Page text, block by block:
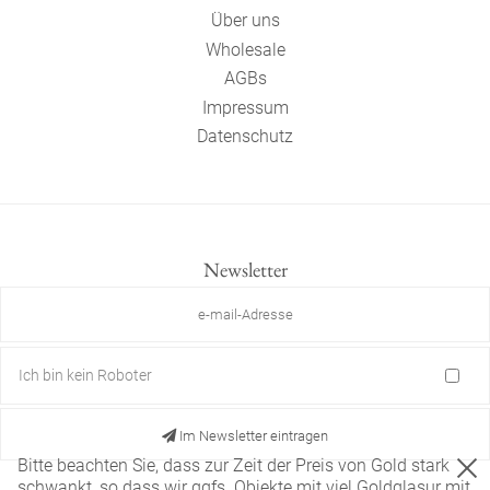
Über uns
Wholesale
AGBs
Impressum
Datenschutz
Newsletter
Ich bin kein Roboter
Im Newsletter eintragen
Bitte beachten Sie, dass zur Zeit der Preis von Gold stark